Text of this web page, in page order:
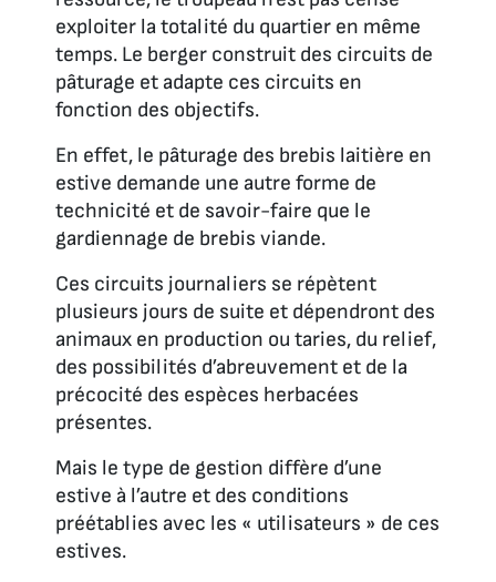
exploiter la totalité du quartier en même
temps. Le berger construit des circuits de
pâturage et adapte ces circuits en
fonction des objectifs.
En effet, le pâturage des brebis laitière en
estive demande une autre forme de
technicité et de savoir-faire que le
gardiennage de brebis viande.
Ces circuits journaliers se répètent
plusieurs jours de suite et dépendront des
animaux en production ou taries, du relief,
des possibilités d’abreuvement et de la
précocité des espèces herbacées
présentes.
Mais le type de gestion diffère d’une
estive à l’autre et des conditions
préétablies avec les « utilisateurs » de ces
estives.